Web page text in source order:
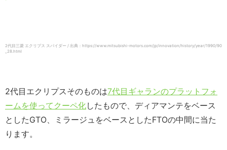
2代目三菱 エクリプス スパイダー / 出典：https://www.mitsubishi-motors.com/jp/innovation/history/year/1990/90
_28.html
2代目エクリプスそのものは7代目ギャランのプラットフォ
ームを使ってクーペ化したもので、ディアマンテをベース
としたGTO、ミラージュをベースとしたFTOの中間に当た
ります。